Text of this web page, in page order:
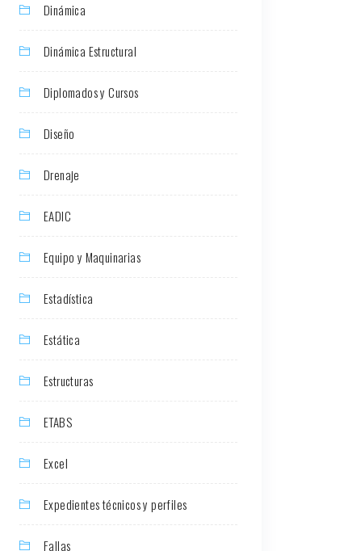
Dinámica
Dinámica Estructural
Diplomados y Cursos
Diseño
Drenaje
EADIC
Equipo y Maquinarias
Estadística
Estática
Estructuras
ETABS
Excel
Expedientes técnicos y perfiles
Fallas